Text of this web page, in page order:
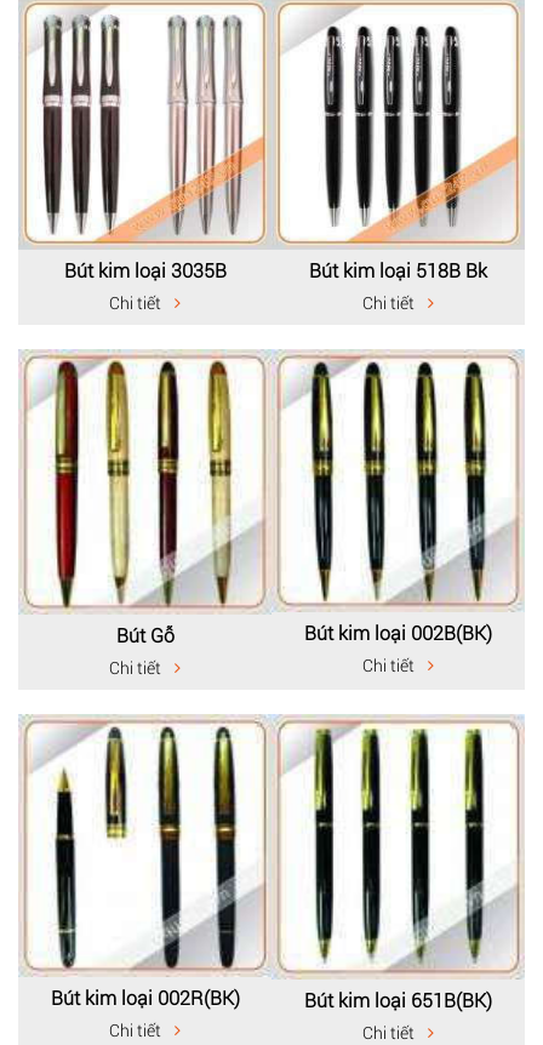
Bút kim loại 3035B
Chi tiết
Bút kim loại 518B Bk
Chi tiết
Bút Gỗ
Chi tiết
Bút kim loại 002B(BK)
Chi tiết
Bút kim loại 002R(BK)
Chi tiết
Bút kim loại 651B(BK)
Chi tiết